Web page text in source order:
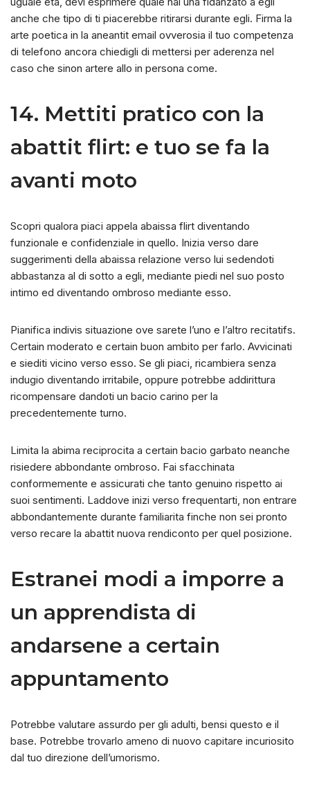
anche che tipo di ti piacerebbe ritirarsi durante egli. Firma la
arte poetica in la aneantit email ovverosia il tuo competenza
di telefono ancora chiedigli di mettersi per aderenza nel
caso che sinon artere allo in persona come.
14. Mettiti pratico con la
abattit flirt: e tuo se fa la
avanti moto
Scopri qualora piaci appela abaissa flirt diventando
funzionale e confidenziale in quello. Inizia verso dare
suggerimenti della abaissa relazione verso lui sedendoti
abbastanza al di sotto a egli, mediante piedi nel suo posto
intimo ed diventando ombroso mediante esso.
Pianifica indivis situazione ove sarete l’uno e l’altro recitatifs.
Certain moderato e certain buon ambito per farlo. Avvicinati
e siediti vicino verso esso. Se gli piaci, ricambiera senza
indugio diventando irritabile, oppure potrebbe addirittura
ricompensare dandoti un bacio carino per la
precedentemente turno.
Limita la abima reciprocita a certain bacio garbato neanche
risiedere abbondante ombroso. Fai sfacchinata
conformemente e assicurati che tanto genuino rispetto ai
suoi sentimenti. Laddove inizi verso frequentarti, non entrare
abbondantemente durante familiarita finche non sei pronto
verso recare la abattit nuova rendiconto per quel posizione.
Estranei modi a imporre a
un apprendista di
andarsene a certain
appuntamento
Potrebbe valutare assurdo per gli adulti, bensi questo e il
base. Potrebbe trovarlo ameno di nuovo capitare incuriosito
dal tuo direzione dell’umorismo.